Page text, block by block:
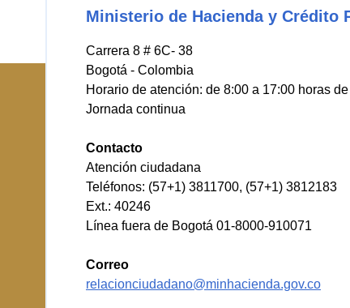
Ministerio de Hacienda y Crédito
Carrera 8 # 6C- 38
Bogotá - Colombia
Horario de atención: de 8:00 a 17:00 horas
Jornada continua
Contacto
Atención ciudadana
Teléfonos: (57+1) 3811700, (57+1) 3812183
Ext.: 40246
Línea fuera de Bogotá 01-8000-910071
Correo
relacionciudadano@minhacienda.gov.co